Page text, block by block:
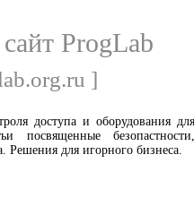
ProgLab
]
доступа и оборудования для
посвященные безопастности,
Решения для игорного бизнеса.